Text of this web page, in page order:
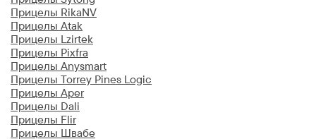
Прицелы RikaNV
Прицелы Atak
Прицелы Lzirtek
Прицелы Pixfra
Прицелы Anysmart
Прицелы Torrey Pines Logic
Прицелы Aper
Прицелы Dali
Прицелы Flir
Прицелы Швабе